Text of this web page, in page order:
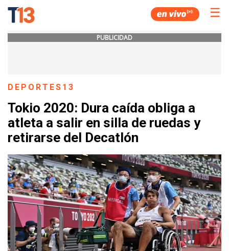
☰
PUBLICIDAD
DEPORTES13
Tokio 2020: Dura caída obliga a
atleta a salir en silla de ruedas y
retirarse del Decatlón